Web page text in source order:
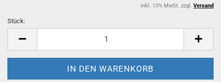
inkl. 13% MwSt. zzgl. Versand
Stück: